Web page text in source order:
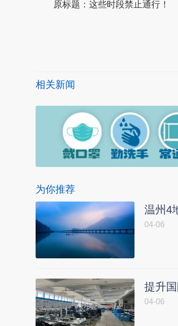
原标题： 这些时段禁止通行！
相关新闻
为你推荐
温州4
04-06
提升
04-06